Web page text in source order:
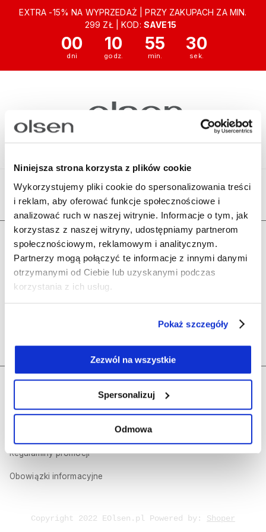
Niniejsza strona korzysta z plików cookie
Wykorzystujemy pliki cookie do spersonalizowania treści
i reklam, aby oferować funkcje społecznościowe i
analizować ruch w naszej witrynie. Informacje o tym, jak
korzystasz z naszej witryny, udostępniamy partnerom
społecznościowym, reklamowym i analitycznym.
Partnerzy mogą połączyć te informacje z innymi danymi
otrzymanymi od Ciebie lub uzyskanymi podczas
korzystania z ich usług.
Pokaż szczegóły
Zezwól na wszystkie
Spersonalizuj
Odmowa
EXTRA -15% NA WYPRZEDAŻ | PRZY ZAKUPACH ZA MIN.
299 ZŁ | KOD: SAVE15
00 10 55 30
Ten produkt jest niedostępny.
Zamówienia
Olsen
Polecane kategorie
Regulamin sklepu internetowego
Polityka prywatności
Regulaminy promocji
Obowiązki informacyjne
Dołącz do nas
Copyright 2022 EOlsen.pl Powered by: Shoper